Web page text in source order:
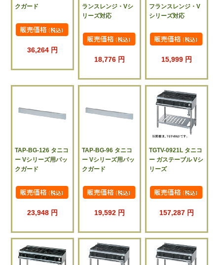
クガード
36,264 円
ランスレンジ・Vシ
リーズ対応
18,776 円
フランスレンジ・V
シリーズ対応
15,999 円
TAP-BG-126 タニコ
ー Vシリーズ用バッ
クガード
23,948 円
TAP-BG-96 タニコ
ー Vシリーズ用バッ
クガード
19,592 円
TGTV-0921L タニコ
ー ガステーブル Vシ
リーズ
157,287 円